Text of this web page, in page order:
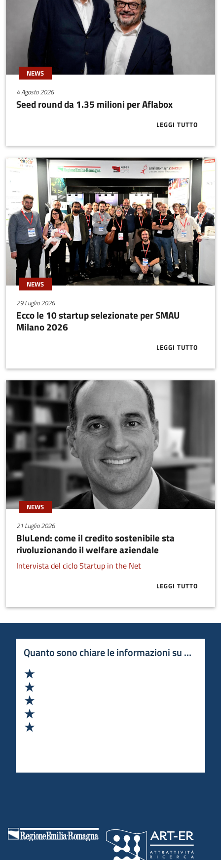
NEWS
4 Agosto 2026
Seed round da 1.35 milioni per Aflabox
LEGGI TUTTOABOUT SEED
NEWS
29 Luglio 2026
Ecco le 10 startup selezionate per SMAU
Milano 2026
LEGGI TUTTO
ABOUT
NEWS
21 Luglio 2026
BluLend: come il credito sostenibile sta
rivoluzionando il welfare aziendale
Intervista del ciclo Startup in the Net
LEGGI TUTTO
ABOUT
Quanto sono chiare le informazioni su questa